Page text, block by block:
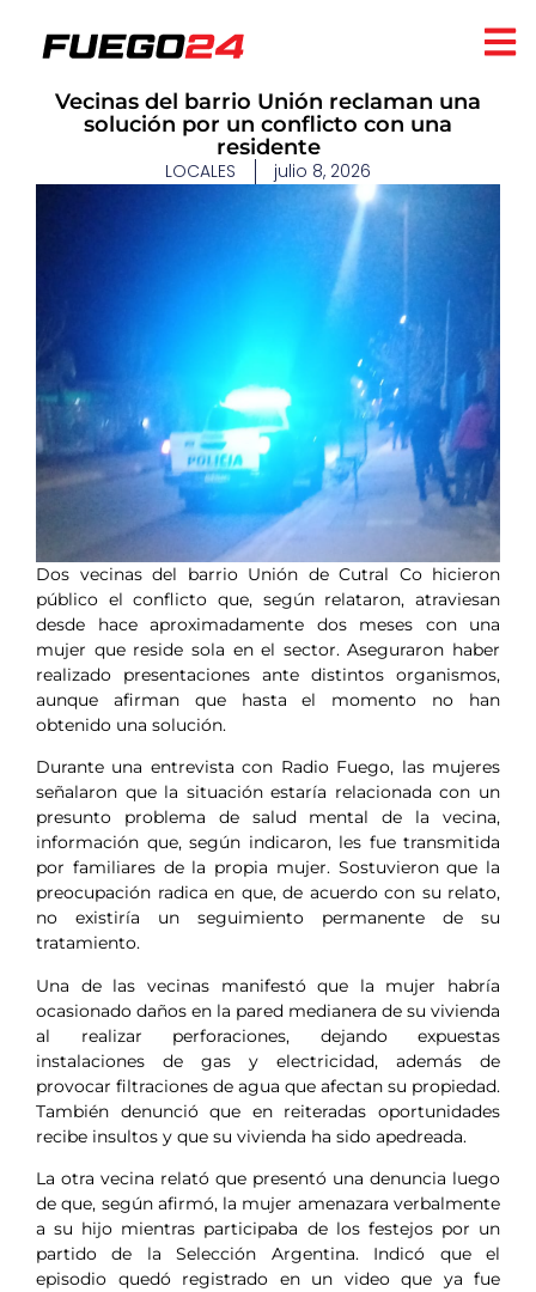
Vecinas del barrio Unión reclaman una
solución por un conflicto con una
residente
LOCALES julio 8, 2026
Dos vecinas del barrio Unión de Cutral Co hicieron
público el conflicto que, según relataron, atraviesan
desde hace aproximadamente dos meses con una
mujer que reside sola en el sector. Aseguraron haber
realizado presentaciones ante distintos organismos,
aunque afirman que hasta el momento no han
obtenido una solución.
Durante una entrevista con Radio Fuego, las mujeres
señalaron que la situación estaría relacionada con un
presunto problema de salud mental de la vecina,
información que, según indicaron, les fue transmitida
por familiares de la propia mujer. Sostuvieron que la
preocupación radica en que, de acuerdo con su relato,
no existiría un seguimiento permanente de su
tratamiento.
Una de las vecinas manifestó que la mujer habría
ocasionado daños en la pared medianera de su vivienda
al realizar perforaciones, dejando expuestas
instalaciones de gas y electricidad, además de
provocar filtraciones de agua que afectan su propiedad.
También denunció que en reiteradas oportunidades
recibe insultos y que su vivienda ha sido apedreada.
La otra vecina relató que presentó una denuncia luego
de que, según afirmó, la mujer amenazara verbalmente
a su hijo mientras participaba de los festejos por un
partido de la Selección Argentina. Indicó que el
episodio quedó registrado en un video que ya fue